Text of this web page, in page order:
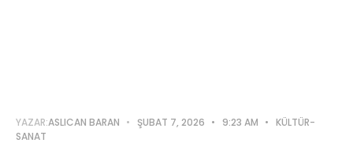
YAZAR:ASLICAN BARAN • ŞUBAT 7, 2026 • 9:23 AM • KÜLTÜR-
SANAT